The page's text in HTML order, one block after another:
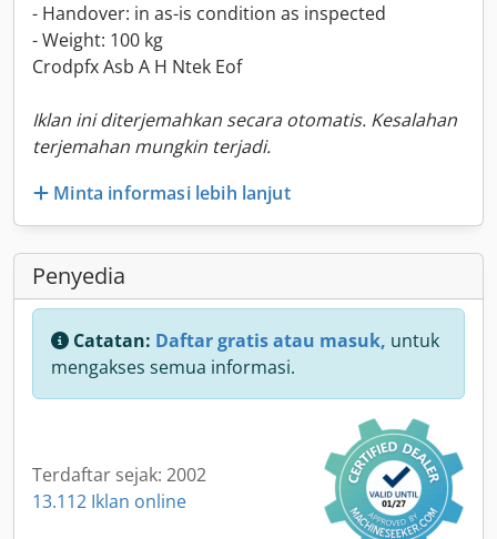
- Handover: in as-is condition as inspected
- Weight: 100 kg
Crodpfx Asb A H Ntek Eof
Iklan ini diterjemahkan secara otomatis. Kesalahan
terjemahan mungkin terjadi.
Minta informasi lebih lanjut
Penyedia
Catatan: Daftar gratis atau masuk, untuk
mengakses semua informasi.
Terdaftar sejak: 2002
13.112 Iklan online